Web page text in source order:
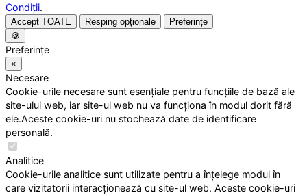
Condiții.
Accept TOATE Resping opționale
Preferințe
🍪
Preferințe
×
Necesare
Cookie-urile necesare sunt esențiale pentru funcțiile de bază ale
site-ului web, iar site-ul web nu va funcționa în modul dorit fără
ele.Aceste cookie-uri nu stochează date de identificare
personală.
Analitice
Cookie-urile analitice sunt utilizate pentru a înțelege modul în
care vizitatorii interacționează cu site-ul web. Aceste cookie-uri